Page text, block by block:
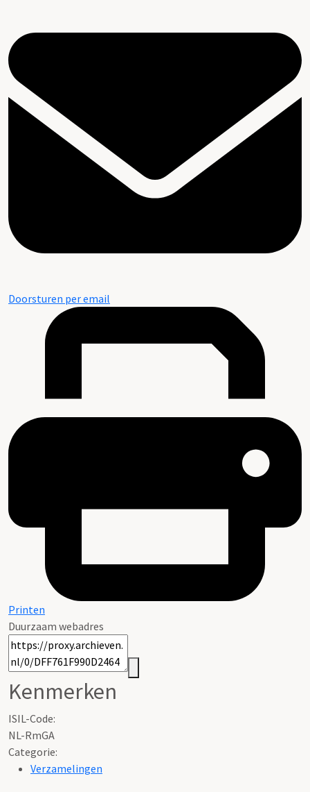
Doorsturen per email
Printen
Duurzaam webadres
Kenmerken
ISIL-Code:
NL-RmGA
Categorie:
Verzamelingen